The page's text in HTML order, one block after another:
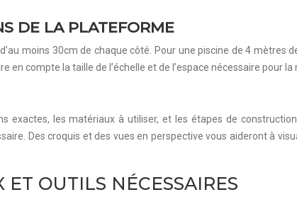
DE LA PLATEFORME
moins 30cm de chaque côté. Pour une piscine de 4
en compte la taille de l’échelle et de l’espace nécessaire pour
exactes, les matériaux à utiliser, et les étapes de
Des croquis et des vues en perspective vous aideront à
OUTILS NÉCESSAIRES